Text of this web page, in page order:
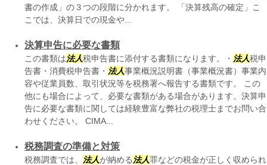
書の作成」の３つの段階に分かれます。 「決算残高の確定」こ
こでは、決算日での現金や...
決算申告に必要な書類
この書類は法人税申告書に添付する書類になります。・ 法人税申
告書・消費税申告書・ 法人事業概況説明書（事業概況書）事業内
容や従業員数、取引状況等を税務署へ報告する書類です。 この
他にも場合によって、必要な書類がある場合があります。決算申
告に必要な書類に関しては経験豊富な弊社の税理士までお問い合
わせください。 CIMA...
税務調査の準備と対策
税務調査では、 法人が納める 法人罪などの税金が正しく収められ